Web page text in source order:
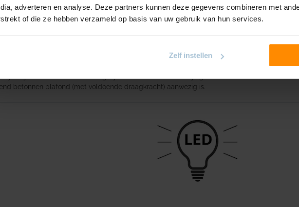
adverteren en analyse. Deze partners kunnen deze gegevens combineren met
of die ze hebben verzameld op basis van uw gebruik van hun services.
Zelf instellen
zijn er diverse steunen mogelijk. Brede muursteunen zijn geschikt om de kracht beter
betonnen plafond (met voldoende draagkracht) aanwezig is.